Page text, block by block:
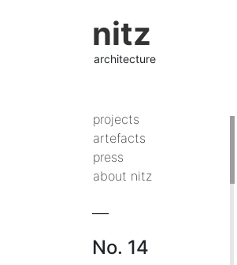
nitz
architecture
projects
artefacts
press
about nitz
No. 14